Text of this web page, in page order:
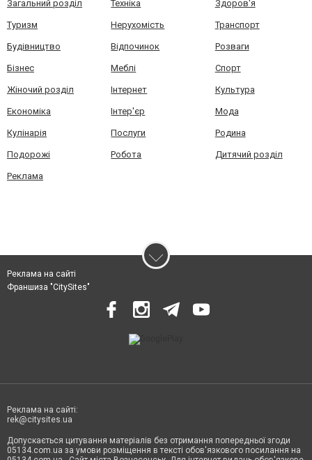
Загальний розділ Техніка Здоров'я
Туризм Нерухомість Транспорт
Будівництво Відпочинок Розваги
Бізнес Меблі Спорт
Жіночий розділ Інтернет Культура
Економіка Інтер'єр Мода
Кулінарія Послуги Родина
Подорожі Робота Дитячий розділ
Реклама
Реклама на сайті
Франшиза "CitySites"
Реклама на сайті:
rek@citysites.ua
Допускається цитування матеріалів без отримання попередньої згоди
05134.com.ua за умови розміщення в тексті обов'язкового посилання на